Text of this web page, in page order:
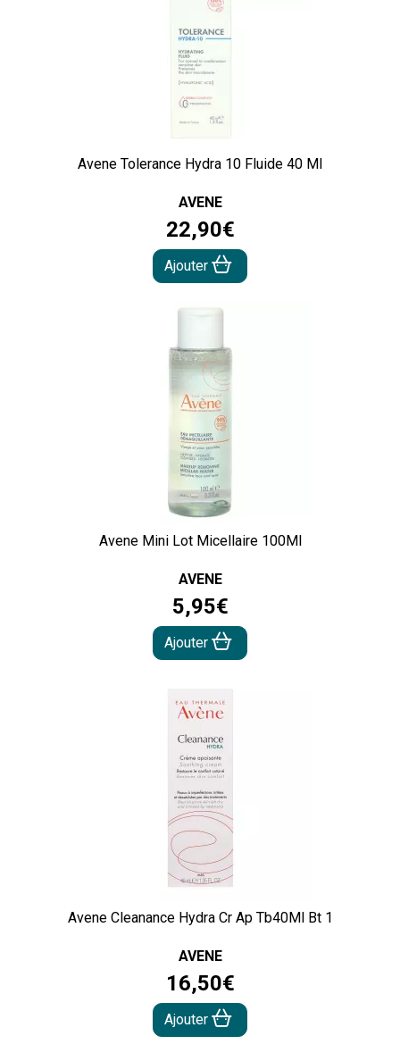
Avene Tolerance Hydra 10 Fluide 40 Ml
AVENE
22,90€
Ajouter
Avene Mini Lot Micellaire 100Ml
AVENE
5,95€
Ajouter
Avene Cleanance Hydra Cr Ap Tb40Ml Bt 1
AVENE
16,50€
Ajouter